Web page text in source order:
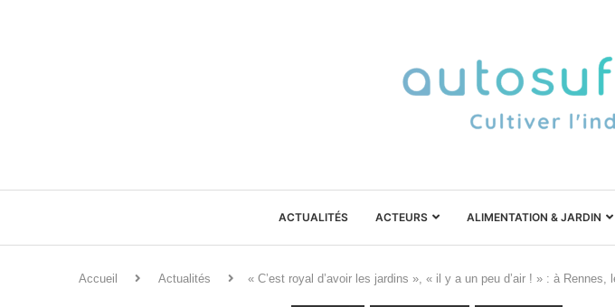
ACTUALITÉS ACTEURS ALIMENTATION & JARDIN
Accueil Actualités « C’est royal d’avoir les jardins », « il y a un peu d’air ! » : à